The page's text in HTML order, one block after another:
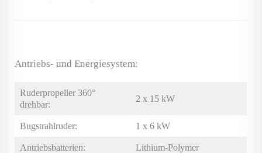
Antriebs- und Energiesystem:
Ruderpropeller 360°
drehbar:
2 x 15 kW
Bugstrahlruder: 1 x 6 kW
Antriebsbatterien: Lithium-Polymer